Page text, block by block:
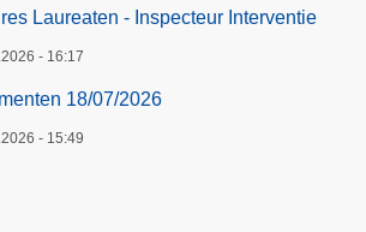
Laureaten - Inspecteur Interventie
- 16:17
18/07/2026
- 15:49